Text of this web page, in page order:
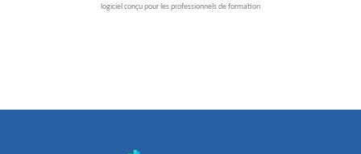
logiciel conçu pour les professionnels de formation